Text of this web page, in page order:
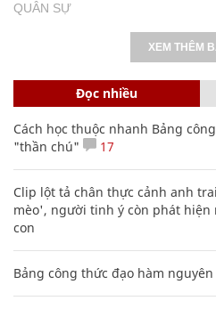
QUÂN SỰ
XEM THÊM
Đọc nhiều
Cách học thuộc nhanh Bảng
"thần chú"
17
Clip lột tả chân thực cảnh anh
mèo', người tinh ý còn phát hiện
con
Bảng công thức đạo hàm